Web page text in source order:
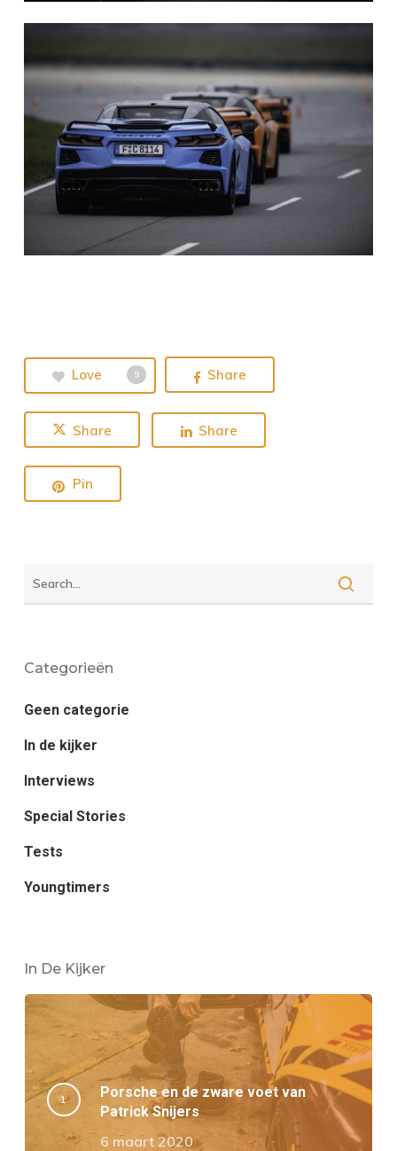
Love 9 Share
Share Share
Pin
Categorieën
Geen categorie
In de kijker
Interviews
Special Stories
Tests
Youngtimers
In De Kijker
Porsche en de zware voet van
Patrick Snijers
6 maart 2020